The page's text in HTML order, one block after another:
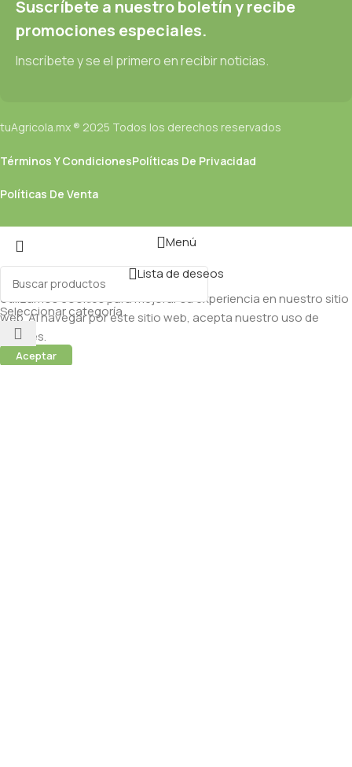
Suscríbete a nuestro boletín y recibe
promociones especiales.
Inscríbete y se el primero en recibir noticias.
tuAgricola.mx ® 2025 Todos los derechos reservados
Términos Y CondicionesPolíticas De Privacidad
Políticas De Venta
Seleccionar categoría
Menú
Lista de deseos
Utilizamos cookies para mejorar su experiencia en nuestro sitio
web. Al navegar por este sitio web, acepta nuestro uso de
cookies.
Aceptar